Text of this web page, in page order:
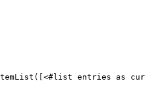
entries as